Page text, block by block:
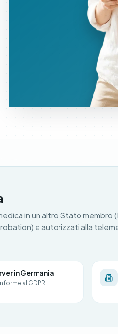
in un altro Stato membro
e autorizzati alla
in Germania
al GDPR